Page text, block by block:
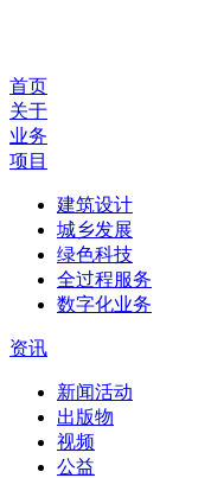
首页
关于
业务
项目
建筑设计
城乡发展
绿色科技
全过程服务
数字化业务
资讯
新闻活动
出版物
视频
公益